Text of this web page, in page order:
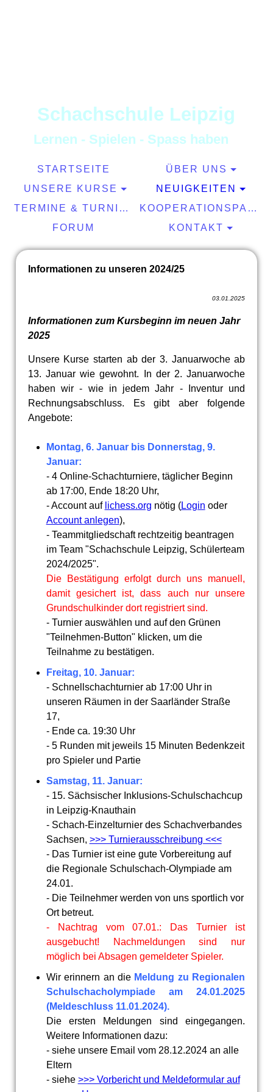
Schachschule Leipzig
Lernen - Spielen - Spass haben
STARTSEITE
ÜBER UNS
UNSERE KURSE
NEUIGKEITEN
TERMINE & TURNIERE
KOOPERATIONSPARTNER
FORUM
KONTAKT
Informationen zu unseren 2024/25
03.01.2025
Informationen zum Kursbeginn im neuen Jahr
2025
Unsere Kurse starten ab der 3. Januarwoche ab
13. Januar wie gewohnt. In der 2. Januarwoche
haben wir - wie in jedem Jahr - Inventur und
Rechnungsabschluss. Es gibt aber folgende
Angebote:
Montag, 6. Januar bis Donnerstag, 9.
Januar:
- 4 Online-Schachturniere, täglicher Beginn
ab 17:00, Ende 18:20 Uhr,
- Account auf lichess.org nötig (Login oder
Account anlegen),
- Teammitgliedschaft rechtzeitig beantragen
im Team "Schachschule Leipzig, Schülerteam
2024/2025".
Die Bestätigung erfolgt durch uns manuell,
damit gesichert ist, dass auch nur unsere
Grundschulkinder dort registriert sind.
- Turnier auswählen und auf den Grünen
"Teilnehmen-Button" klicken, um die
Teilnahme zu bestätigen.
Freitag, 10. Januar:
- Schnellschachturnier ab 17:00 Uhr in
unseren Räumen in der Saarländer Straße
17,
- Ende ca. 19:30 Uhr
- 5 Runden mit jeweils 15 Minuten Bedenkzeit
pro Spieler und Partie
Samstag, 11. Januar:
- 15. Sächsischer Inklusions-Schulschachcup
in Leipzig-Knauthain
- Schach-Einzelturnier des Schachverbandes
Sachsen, >>> Turnierausschreibung <<<
- Das Turnier ist eine gute Vorbereitung auf
die Regionale Schulschach-Olympiade am
24.01.
- Die Teilnehmer werden von uns sportlich vor
Ort betreut.
- Nachtrag vom 07.01.: Das Turnier ist
ausgebucht! Nachmeldungen sind nur
möglich bei Absagen gemeldeter Spieler.
Wir erinnern an die Meldung zu Regionalen
Schulschacholympiade am 24.01.2025
(Meldeschluss 11.01.2024).
Die ersten Meldungen sind eingegangen.
Weitere Informationen dazu:
- siehe unsere Email vom 28.12.2024 an alle
Eltern
- siehe >>> Vorbericht und Meldeformular auf